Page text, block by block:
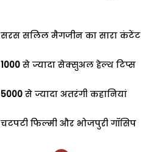
सरस सलिल मैगजीन का सारा कंटेंट
1000 से ज्यादा सेक्सुअल हेल्थ टिप्स
5000 से ज्यादा अतरंगी कहानियां
चटपटी फिल्मी और भोजपुरी गॉसिप